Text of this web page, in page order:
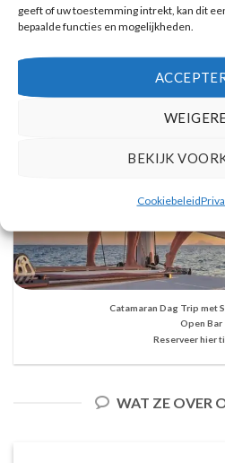
geeft of uw toestemming intrekt, kan dit
bepaalde functies en mogelijkheden.
BEKIJK
Cookiebeleid
Catamaran Dag Trip met
Open Bar
Reserveer hier
WAT ZE OVER